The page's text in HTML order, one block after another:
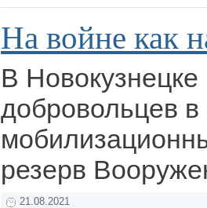
На войне как
В
добровольцев в
резерв
21.08.2021